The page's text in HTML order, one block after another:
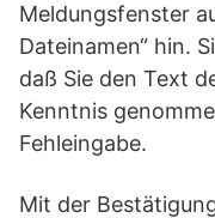
Meldungsfenster
Dateinamen“ hin.
daß Sie den Text
Kenntnis
Fehleingabe.
Mit der